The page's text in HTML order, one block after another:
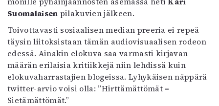
Suomalaisen pilakuvien jälkeen.
Toivottavasti sosiaalisen median preeria ei repeä
täysin liitoksistaan tämän audiovisuaalisen rodeon
edessä. Ainakin elokuva saa varmasti kirjavan
määrän erilaisia kritiikkejä niin lehdissä kuin
elokuvaharrastajien blogeissa. Lyhykäisen näppärä
twitter-arvio voisi olla: ”Hirttämättömät =
Sietämättömät.”